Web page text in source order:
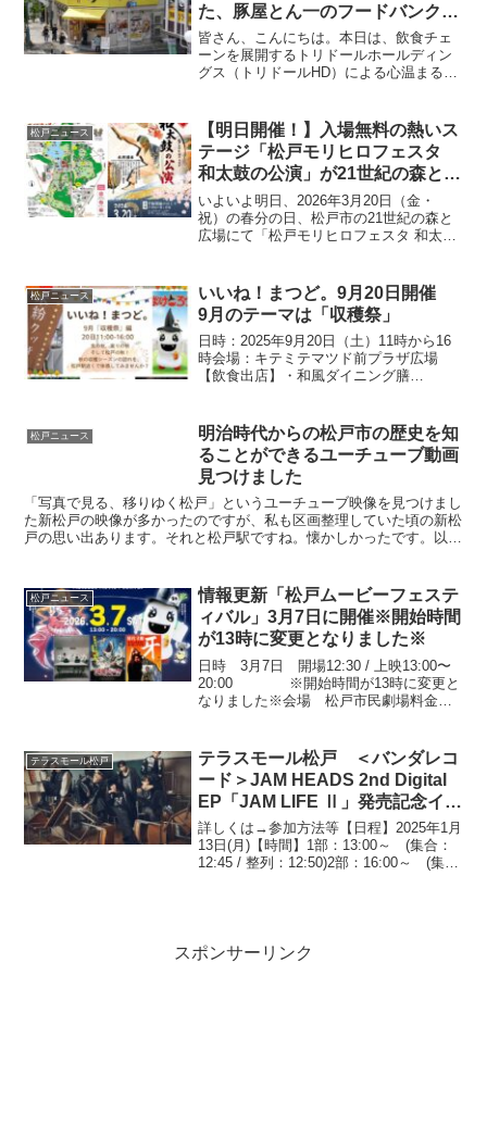
た、豚屋とん一のフードバンク活
動
皆さん、こんにちは。本日は、飲食チェ
ーンを展開するトリドールホールディン
グス（トリドールHD）による心温まる取
立ちたい」という声 2026年8月5日の発表
によると、ト...
松戸ニュース
【明日開催！】入場無料の熱いス
テージ「松戸モリヒロフェスタ
和太鼓の公演」が21世紀の森と広
場で開催されます（3月20日・
金・祝）
いよいよ明日、2026年3月20日（金・
祝）の春分の日、松戸市の21世紀の森と
広場にて「松戸モリヒロフェスタ 和太鼓
太鼓パフォーマンス。さらに、本格グル
メが楽しめるキッ...
松戸ニュース
いいね！まつど。9月20日開催
9月のテーマは「収穫祭」
日時：2025年9月20日（土）11時から16
時会場：キテミテマツド前プラザ広場
【飲食出店】・和風ダイニング膳
ョリソー、チョリパン、チョリライス、
ミートパイ、アル...
松戸ニュース
明治時代からの松戸市の歴史を知
ることができるユーチューブ動画
見つけました
「写真で見る、移りゆく松戸」というユーチューブ映像を見つけまし
た新松戸の映像が多かったのですが、私も区画整理していた頃の新松
戸の思い出あります。それと松戸駅ですね。懐かしかったです。以前
松戸ニュース
情報更新「松戸ムービーフェステ
ィバル」3月7日に開催※開始時間
が13時に変更となりました※
日時 3月7日 開場12:30 / 上映13:00〜
20:00 ※開始時間が13時に変更と
なりました※会場 松戸市民劇場料金
バル公式X昨年の松戸ムービーフェステ...
テラスモール松戸
テラスモール松戸 ＜バンダレコ
ード＞JAM HEADS 2nd Digital
EP「JAM LIFE Ⅱ」発売記念イベ
ント1月13日開催
詳しくは→参加方法等【日程】2025年1月
13日(月)【時間】1部：13:00～ (集合：
12:45 / 整列：12:50)2部：16:00～ (集
スポンサーリンク